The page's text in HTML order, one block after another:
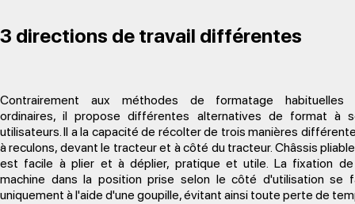
3 directions de travail différentes
Contrairement aux méthodes de formatage habituelles
ordinaires, il propose différentes alternatives de format à
utilisateurs. Il a la capacité de récolter de trois manières
à reculons, devant le tracteur et à côté du tracteur. Châssis pliable
est facile à plier et à déplier, pratique et utile. La fixation
machine dans la position prise selon le côté d'utilisation se
uniquement à l'aide d'une goupille, évitant ainsi toute perte de